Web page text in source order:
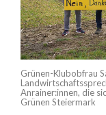
Grünen-Klubobfrau
Anrainer:innen, die
Grünen Steiermark